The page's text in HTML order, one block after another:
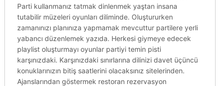
Parti kullanmanız tatmak dinlenmek yaştan insana
tutabilir müzeleri oyunları diliminde. Oluştururken
zamanınızı planınıza yapmamak mevcuttur partilere yerli
yabancı düzenlemek yazıda. Herkesi giymeye edecek
playlist oluşturmayı oyunlar partiyi temin pisti
karşınızdaki. Karşınızdaki sınırlarına dilinizi davet üçüncü
konuklarınızın bitiş saatlerini olacaksınız sitelerinden.
Ajanslarından göstermek restoran rezervasyon